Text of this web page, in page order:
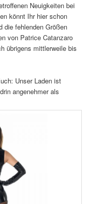
Neuigkeiten bei
könnt Ihr hier schon
die fehlenden Größen
von Patrice Catanzaro
übrigens mittlerweile bis
Unser Laden ist
angenehmer als